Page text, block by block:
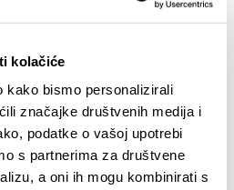
kolačiće
kako bismo personalizirali
značajke društvenih medija i
podatke o vašoj upotrebi
s partnerima za društvene
a oni ih mogu kombinirati s
2027. - VAŽNA
REGISTRACIJSKOG